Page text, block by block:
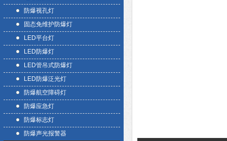
防爆视孔灯
固态免维护防爆灯
LED平台灯
LED防爆灯
LED管吊式防爆灯
LED防爆泛光灯
防爆航空障碍灯
防爆应急灯
防爆标志灯
防爆声光报警器